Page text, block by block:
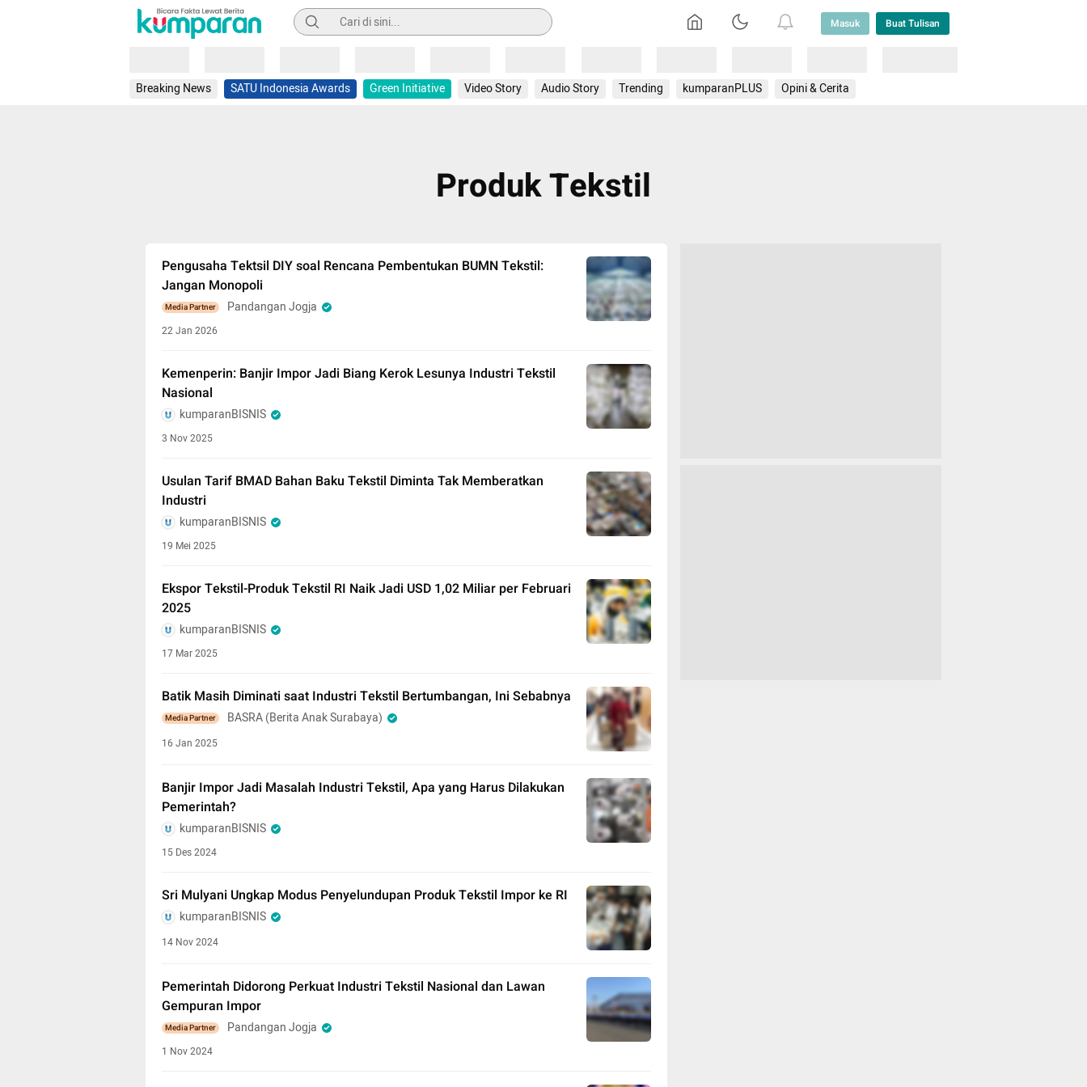
Pencarian Masuk Buat Tulisan
Breaking News SATU Indonesia Awards Green Initiative Video Story Audio Story Trending kumparanPLUS Opini & Cerita
Produk Tekstil
Pengusaha Tektsil DIY soal Rencana Pembentukan BUMN Tekstil:
Jangan Monopoli
Media Partner Pandangan Jogja
22 Jan 2026
Kemenperin: Banjir Impor Jadi Biang Kerok Lesunya Industri Tekstil
Nasional
kumparanBISNIS
3 Nov 2025
Usulan Tarif BMAD Bahan Baku Tekstil Diminta Tak Memberatkan
Industri
kumparanBISNIS
19 Mei 2025
Ekspor Tekstil-Produk Tekstil RI Naik Jadi USD 1,02 Miliar per Februari
2025
kumparanBISNIS
17 Mar 2025
Batik Masih Diminati saat Industri Tekstil Bertumbangan, Ini Sebabnya
Media Partner BASRA (Berita Anak Surabaya)
16 Jan 2025
Banjir Impor Jadi Masalah Industri Tekstil, Apa yang Harus Dilakukan
Pemerintah?
kumparanBISNIS
15 Des 2024
Sri Mulyani Ungkap Modus Penyelundupan Produk Tekstil Impor ke RI
kumparanBISNIS
14 Nov 2024
Pemerintah Didorong Perkuat Industri Tekstil Nasional dan Lawan
Gempuran Impor
Media Partner Pandangan Jogja
1 Nov 2024